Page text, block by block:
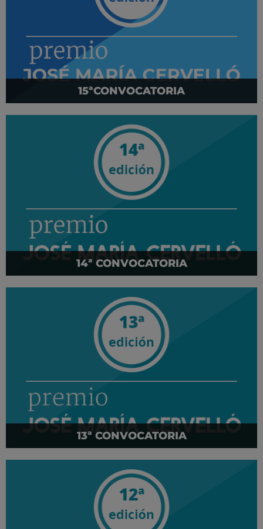
15ªCONVOCATORIA
14ª CONVOCATORIA
13ª CONVOCATORIA